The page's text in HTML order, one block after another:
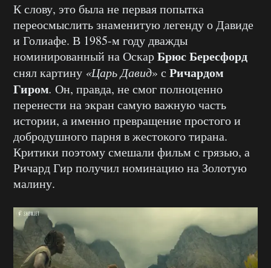
К слову, это была не первая попытка
переосмыслить знаменитую легенду о Давиде
и Голиафе. В 1985-м году дважды
номинированный на ОскарБрюс Бересфорд
снял картину «Царь Давид» с Ричардом
Гиром. Он, правда, не смог полноценно
перенести на экран самую важную часть
истории, а именно превращение простого и
добродушного парня в жестокого тирана.
Критики поэтому смешали фильм с грязью, а
Ричард Гир получил номинацию на Золотую
малину.